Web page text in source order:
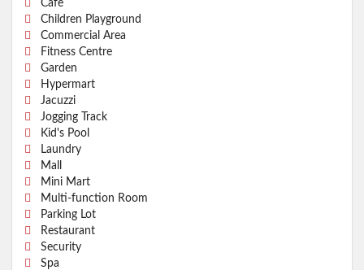
Cafe
Children Playground
Commercial Area
Fitness Centre
Garden
Hypermart
Jacuzzi
Jogging Track
Kid's Pool
Laundry
Mall
Mini Mart
Multi-function Room
Parking Lot
Restaurant
Security
Spa